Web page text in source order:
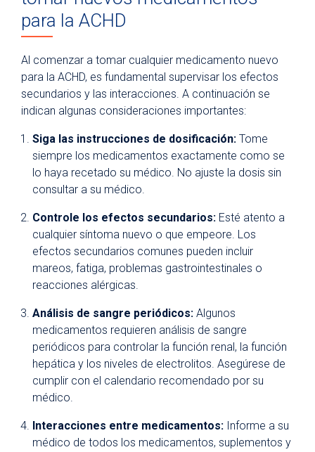
para la ACHD
Al comenzar a tomar cualquier medicamento nuevo
para la ACHD, es fundamental supervisar los efectos
secundarios y las interacciones. A continuación se
indican algunas consideraciones importantes:
Siga las instrucciones de dosificación: Tome
siempre los medicamentos exactamente como se
lo haya recetado su médico. No ajuste la dosis sin
consultar a su médico.
Controle los efectos secundarios: Esté atento a
cualquier síntoma nuevo o que empeore. Los
efectos secundarios comunes pueden incluir
mareos, fatiga, problemas gastrointestinales o
reacciones alérgicas.
Análisis de sangre periódicos: Algunos
medicamentos requieren análisis de sangre
periódicos para controlar la función renal, la función
hepática y los niveles de electrolitos. Asegúrese de
cumplir con el calendario recomendado por su
médico.
Interacciones entre medicamentos: Informe a su
médico de todos los medicamentos, suplementos y